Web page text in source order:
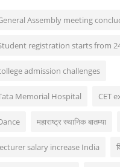
Assembly meeting
registration starts from
admission challenges
Memorial Hospital CET
महाराष्ट्र स्थानिक बातम्या
salary increase India